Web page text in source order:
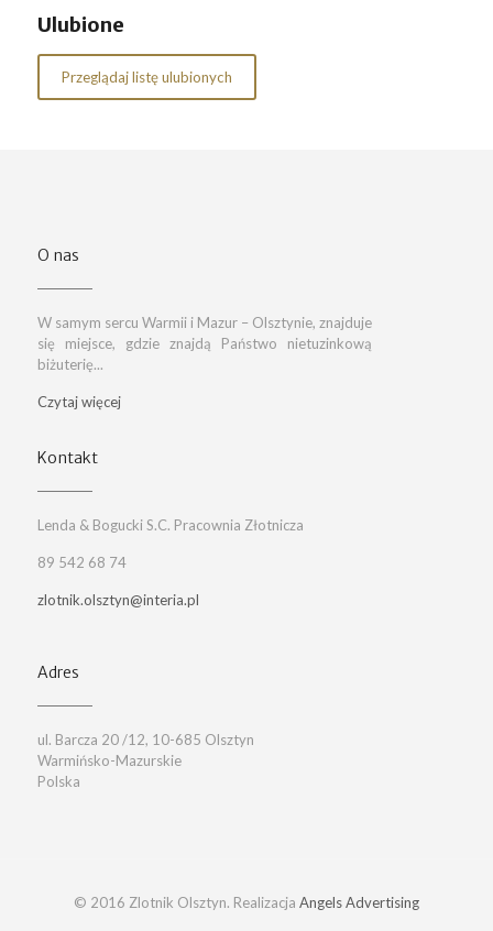
Ulubione
Przeglądaj listę ulubionych
O nas
W samym sercu Warmii i Mazur – Olsztynie, znajduje
się miejsce, gdzie znajdą Państwo nietuzinkową
biżuterię...
Czytaj więcej
Kontakt
Lenda & Bogucki S.C. Pracownia Złotnicza
89 542 68 74
zlotnik.olsztyn@interia.pl
Adres
ul. Barcza 20 /12, 10-685 Olsztyn
Warmińsko-Mazurskie
Polska
© 2016 Zlotnik Olsztyn. Realizacja Angels Advertising